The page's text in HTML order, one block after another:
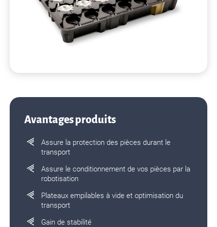
Avantages produits
Assure la protection des pièces durant le
transport
Assure le conditionnement de vos pièces par la
robotisation
Plateaux empilables à vide et optimisation du
transport
Gain de stabilité